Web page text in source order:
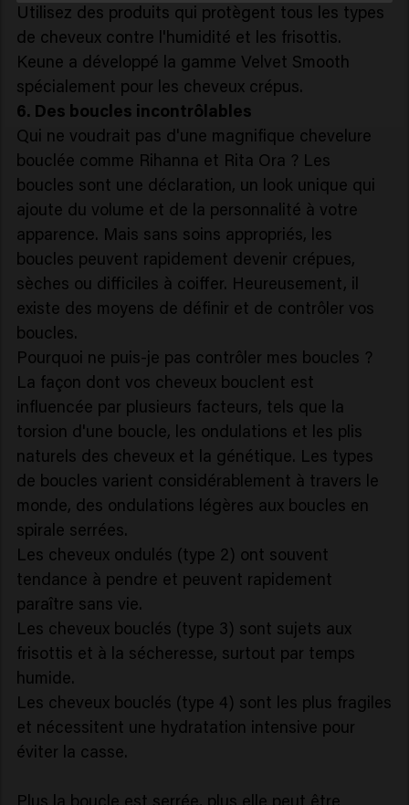
Utilisez des produits qui protègent tous les types
de cheveux contre l'humidité et les frisottis.
Keune a développé la gamme Velvet Smooth
spécialement pour les cheveux crépus.
6. Des boucles incontrôlables
Qui ne voudrait pas d'une magnifique chevelure
bouclée comme Rihanna et Rita Ora ? Les
boucles sont une déclaration, un look unique qui
ajoute du volume et de la personnalité à votre
apparence. Mais sans soins appropriés, les
boucles peuvent rapidement devenir crépues,
sèches ou difficiles à coiffer. Heureusement, il
existe des moyens de définir et de contrôler vos
boucles.
Pourquoi ne puis-je pas contrôler mes boucles ?
La façon dont vos cheveux bouclent est
influencée par plusieurs facteurs, tels que la
torsion d'une boucle, les ondulations et les plis
naturels des cheveux et la génétique. Les types
de boucles varient considérablement à travers le
monde, des ondulations légères aux boucles en
spirale serrées.
Les cheveux ondulés (type 2) ont souvent
tendance à pendre et peuvent rapidement
paraître sans vie.
Les cheveux bouclés (type 3) sont sujets aux
frisottis et à la sécheresse, surtout par temps
humide.
Les cheveux bouclés (type 4) sont les plus fragiles
et nécessitent une hydratation intensive pour
éviter la casse.